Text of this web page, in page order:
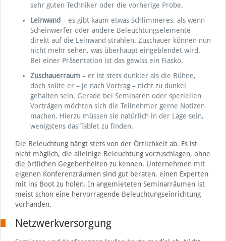
sehr guten Techniker oder die vorherige Probe.
Leinwand – es gibt kaum etwas Schlimmeres, als wenn
Scheinwerfer oder andere Beleuchtungselemente
direkt auf die Leinwand strahlen. Zuschauer können nun
nicht mehr sehen, was überhaupt eingeblendet wird.
Bei einer Präsentation ist das gewiss ein Fiasko.
Zuschauerraum – er ist stets dunkler als die Bühne,
doch sollte er – je nach Vortrag – nicht zu dunkel
gehalten sein. Gerade bei Seminaren oder speziellen
Vorträgen möchten sich die Teilnehmer gerne Notizen
machen. Hierzu müssen sie natürlich in der Lage sein,
wenigstens das Tablet zu finden.
Die Beleuchtung hängt stets von der Örtlichkeit ab. Es ist
nicht möglich, die alleinige Beleuchtung vorzuschlagen, ohne
die örtlichen Gegebenheiten zu kennen. Unternehmen mit
eigenen Konferenzräumen sind gut beraten, einen Experten
mit ins Boot zu holen. In angemieteten Seminarräumen ist
meist schon eine hervorragende Beleuchtungseinrichtung
vorhanden.
Netzwerkversorgung